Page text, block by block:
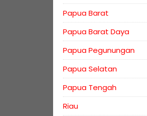
Papua Barat
Papua Barat Daya
Papua Pegunungan
Papua Selatan
Papua Tengah
Riau